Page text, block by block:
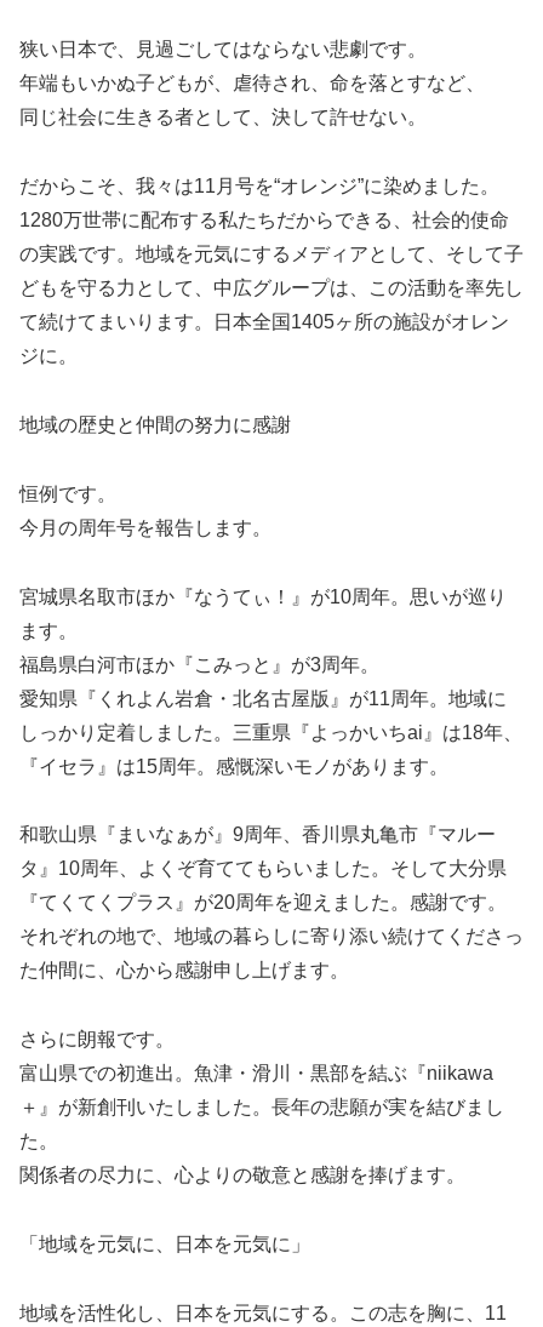
狭い日本で、見過ごしてはならない悲劇です。
年端もいかぬ子どもが、虐待され、命を落とすなど、
同じ社会に生きる者として、決して許せない。
だからこそ、我々は11月号を“オレンジ”に染めました。
1280万世帯に配布する私たちだからできる、社会的使命
の実践です。地域を元気にするメディアとして、そして子
どもを守る力として、中広グループは、この活動を率先し
て続けてまいります。日本全国1405ヶ所の施設がオレン
ジに。
地域の歴史と仲間の努力に感謝
恒例です。
今月の周年号を報告します。
宮城県名取市ほか『なうてぃ！』が10周年。思いが巡り
ます。
福島県白河市ほか『こみっと』が3周年。
愛知県『くれよん岩倉・北名古屋版』が11周年。地域に
しっかり定着しました。三重県『よっかいちai』は18年、
『イセラ』は15周年。感慨深いモノがあります。
和歌山県『まいなぁが』9周年、香川県丸亀市『マルー
タ』10周年、よくぞ育ててもらいました。そして大分県
『てくてくプラス』が20周年を迎えました。感謝です。
それぞれの地で、地域の暮らしに寄り添い続けてくださっ
た仲間に、心から感謝申し上げます。
さらに朗報です。
富山県での初進出。魚津・滑川・黒部を結ぶ『niikawa
＋』が新創刊いたしました。長年の悲願が実を結びまし
た。
関係者の尽力に、心よりの敬意と感謝を捧げます。
「地域を元気に、日本を元気に」
地域を活性化し、日本を元気にする。この志を胸に、11